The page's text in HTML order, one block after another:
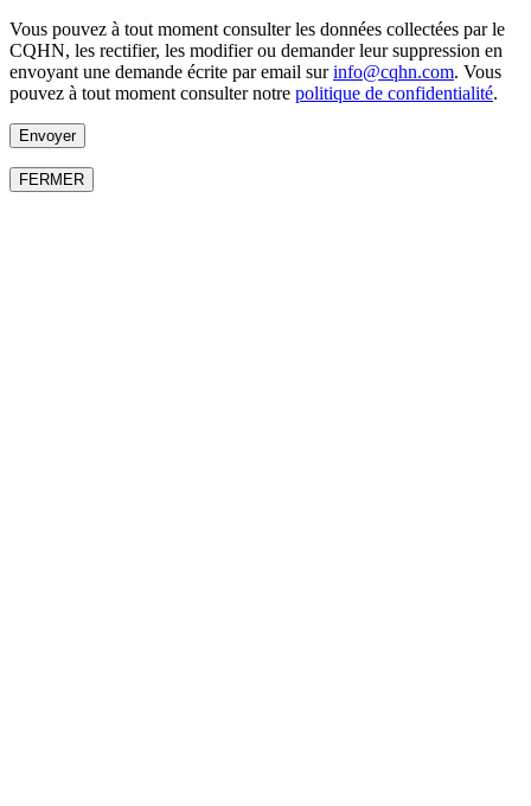
Vous pouvez à tout moment consulter les données collectées par le
CQHN, les rectifier, les modifier ou demander leur suppression en
envoyant une demande écrite par email surinfo@cqhn.com. Vous
pouvez à tout moment consulter notre politique de confidentialité.
FERMER